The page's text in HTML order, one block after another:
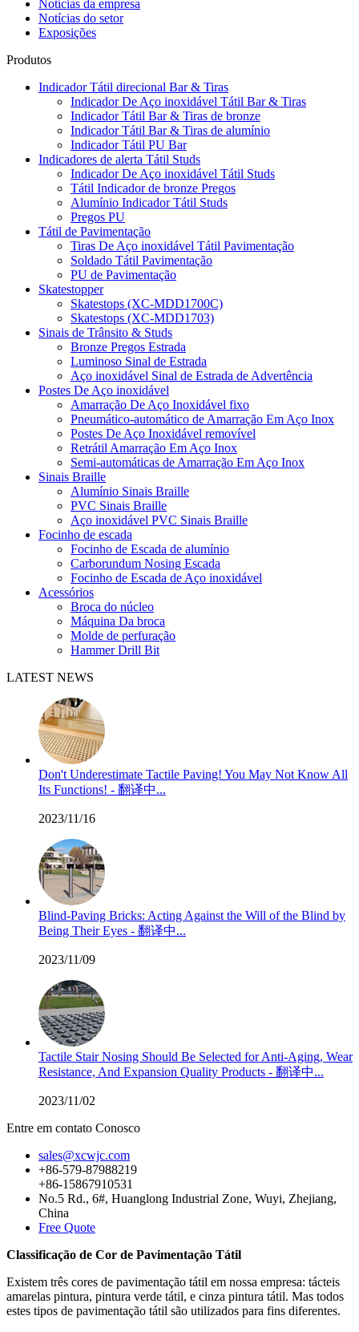
Notícias da empresa
Notícias do setor
Exposições
Produtos
Indicador Tátil direcional Bar & Tiras
Indicador De Aço inoxidável Tátil Bar & Tiras
Indicador Tátil Bar & Tiras de bronze
Indicador Tátil Bar & Tiras de alumínio
Indicador Tátil PU Bar
Indicadores de alerta Tátil Studs
Indicador De Aço inoxidável Tátil Studs
Tátil Indicador de bronze Pregos
Alumínio Indicador Tátil Studs
Pregos PU
Tátil de Pavimentação
Tiras De Aço inoxidável Tátil Pavimentação
Soldado Tátil Pavimentação
PU de Pavimentação
Skatestopper
Skatestops (XC-MDD1700C)
Skatestops (XC-MDD1703)
Sinais de Trânsito & Studs
Bronze Pregos Estrada
Luminoso Sinal de Estrada
Aço inoxidável Sinal de Estrada de Advertência
Postes De Aço inoxidável
Amarração De Aço Inoxidável fixo
Pneumático-automático de Amarração Em Aço Inox
Postes De Aço Inoxidável removível
Retrátil Amarração Em Aço Inox
Semi-automáticas de Amarração Em Aço Inox
Sinais Braille
Alumínio Sinais Braille
PVC Sinais Braille
Aço inoxidável PVC Sinais Braille
Focinho de escada
Focinho de Escada de alumínio
Carborundum Nosing Escada
Focinho de Escada de Aço inoxidável
Acessórios
Broca do núcleo
Máquina Da broca
Molde de perfuração
Hammer Drill Bit
LATEST NEWS
Don't Underestimate Tactile Paving! You May Not Know All
Its Functions! - 翻译中...
2023/11/16
Blind-Paving Bricks: Acting Against the Will of the Blind by
Being Their Eyes - 翻译中...
2023/11/09
Tactile Stair Nosing Should Be Selected for Anti-Aging, Wear
Resistance, And Expansion Quality Products - 翻译中...
2023/11/02
Entre em contato Conosco
sales@xcwjc.com
+86-579-87988219
+86-15867910531
No.5 Rd., 6#, Huanglong Industrial Zone, Wuyi, Zhejiang,
China
Free Quote
Classificação de Cor de Pavimentação Tátil
Existem três cores de pavimentação tátil em nossa empresa: tácteis
amarelas pintura, pintura verde tátil, e cinza pintura tátil. Mas todos
estes tipos de pavimentação tátil são utilizados para fins diferentes.